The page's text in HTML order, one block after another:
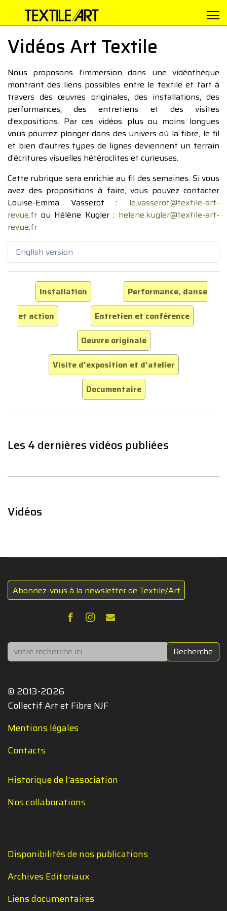
Vidéos Art Textile
Nous proposons l’immersion dans une vidéothèque
montrant des liens possibles entre le textile et l’art à
travers des œuvres originales, des installations, des
performances, des entretiens et des visites
d’expositions. Par ces vidéos plus ou moins longues
vous pourrez plonger dans des univers où la fibre, le fil
et bien d’autres types de lignes deviennent un terrain
d’écritures visuelles hétéroclites et curieuses.
Cette rubrique sera enrichie au fil des semaines. Si vous
avez des propositions à faire, vous pouvez contacter
Louise-Emma Vasserot : le.vasserot@textile-art-
revue.fr ou Hélène Kugler : helene.kugler@textile-art-
revue.fr
English version
Installation
Performance, danse
et action
Entretien et conférence
Oeuvre originale
Visite d'exposition et d'atelier
Documentaire
Les 4 dernières vidéos publiées
Vidéos
Abonnez-vous à la newsletter de Textile/Art
Rechercher Recherche
© 2013-2026
Collectif Art et Fibre NJF
Mentions légales
Contacts
Historique de l'association
Nos collaborations
Disponibilités de nos publications
Archives Editoriaux
Liens documentaires